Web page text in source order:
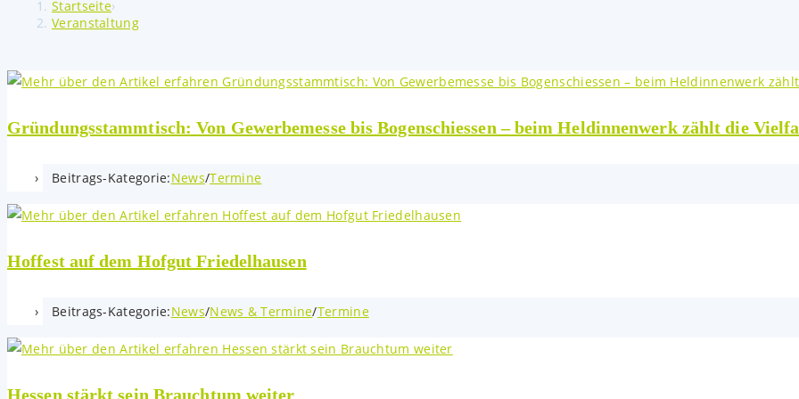
Startseite›
Veranstaltung
Gründungsstammtisch: Von Gewerbemesse bis Bogenschiessen – beim Heldinnenwerk zählt die
Beitrags-Kategorie:News/Termine
Hoffest auf dem Hofgut Friedelhausen
Beitrags-Kategorie:News/News & Termine/Termine
Hessen stärkt sein Brauchtum weiter